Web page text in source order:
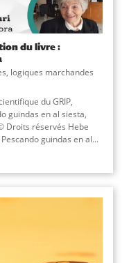
du livre :
logiques marchandes
du GRIP,
guindas en al siesta,
Droits réservés Hebe
guindas en al...